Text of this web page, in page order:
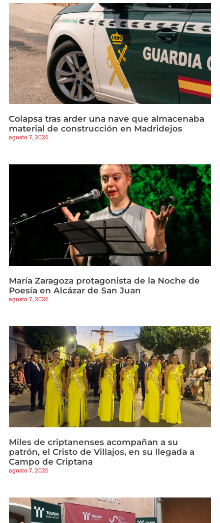
Colapsa tras arder una nave que almacenaba
material de construcción en Madridejos
agosto 7, 2026
María Zaragoza protagonista de la Noche de
Poesía en Alcázar de San Juan
agosto 7, 2026
Miles de criptanenses acompañan a su
patrón, el Cristo de Villajos, en su llegada a
Campo de Criptana
agosto 7, 2026